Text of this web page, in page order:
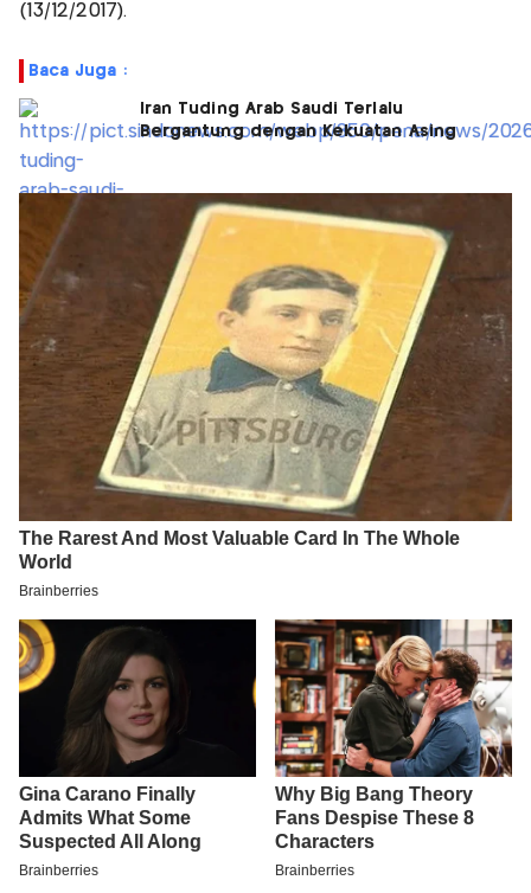
(13/12/2017).
Baca Juga :
Iran Tuding Arab Saudi Terlalu
Bergantung dengan Kekuatan Asing